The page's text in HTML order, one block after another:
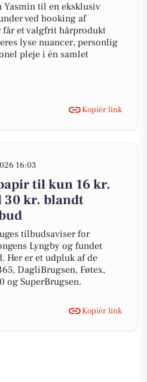
Yasmin til en eksklusiv
ved booking af
får et valgfrit hårprodukt
lyse nuancer, personlig
pleje i én samlet
Kopiér link
16:03
til kun 16 kr.
30 kr. blandt
tilbudsaviser for
Lyngby og fundet
Her er et udpluk af de
DagliBrugsen, Føtex,
og SuperBrugsen.
Kopiér link